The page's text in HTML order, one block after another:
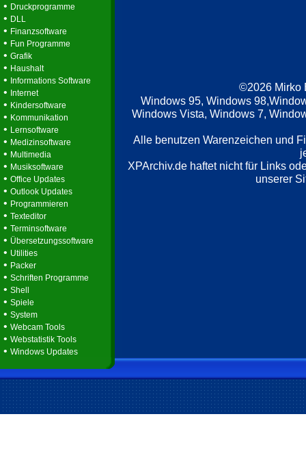
• Druckprogramme
• DLL
• Finanzsoftware
• Fun Programme
• Grafik
• Haushalt
• Informations Software
• Internet
• Kindersoftware
• Kommunikation
• Lernsoftware
• Medizinsoftware
• Multimedia
• Musiksoftware
• Office Updates
• Outlook Updates
• Programmieren
• Texteditor
• Terminsoftware
• Übersetzungssoftware
• Utilities
• Packer
• Schriften Programme
• Shell
• Spiele
• System
• Webcam Tools
• Webstatistik Tools
• Windows Updates
©2026 Mirko
Windows 95, Windows
Windows Vista, Windows 7,
Alle benutzen Warenzeichen und
XPArchiv.de haftet nicht für Links
unserer